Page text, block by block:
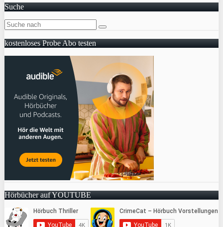
Suche
kostenloses Probe Abo testen
Hörbücher auf YOUTUBE